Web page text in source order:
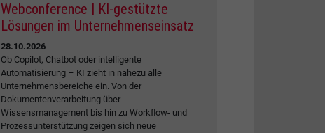
Webconference | KI-gestützte
Lösungen im Unternehmenseinsatz
28.10.2026
Ob Copilot, Chatbot oder intelligente
Automatisierung – KI zieht in nahezu alle
Unternehmensbereiche ein. Von der
Dokumentenverarbeitung über
Wissensmanagement bis hin zu Workflow- und
Prozessunterstützung zeigen sich neue